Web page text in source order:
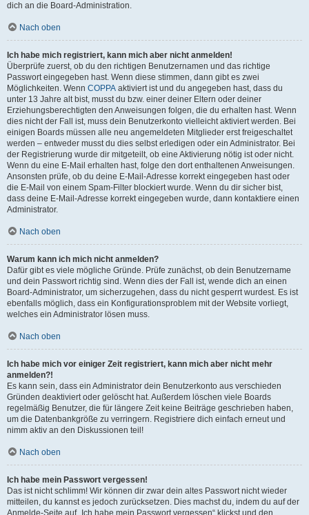
dich an die Board-Administration.
Nach oben
Ich habe mich registriert, kann mich aber nicht anmelden!
Überprüfe zuerst, ob du den richtigen Benutzernamen und das richtige
Passwort eingegeben hast. Wenn diese stimmen, dann gibt es zwei
Möglichkeiten. Wenn COPPA aktiviert ist und du angegeben hast, dass du
unter 13 Jahre alt bist, musst du bzw. einer deiner Eltern oder deiner
Erziehungsberechtigten den Anweisungen folgen, die du erhalten hast. Wenn
dies nicht der Fall ist, muss dein Benutzerkonto vielleicht aktiviert werden. Bei
einigen Boards müssen alle neu angemeldeten Mitglieder erst freigeschaltet
werden – entweder musst du dies selbst erledigen oder ein Administrator. Bei
der Registrierung wurde dir mitgeteilt, ob eine Aktivierung nötig ist oder nicht.
Wenn du eine E-Mail erhalten hast, folge den dort enthaltenen Anweisungen.
Ansonsten prüfe, ob du deine E-Mail-Adresse korrekt eingegeben hast oder
die E-Mail von einem Spam-Filter blockiert wurde. Wenn du dir sicher bist,
dass deine E-Mail-Adresse korrekt eingegeben wurde, dann kontaktiere einen
Administrator.
Nach oben
Warum kann ich mich nicht anmelden?
Dafür gibt es viele mögliche Gründe. Prüfe zunächst, ob dein Benutzername
und dein Passwort richtig sind. Wenn dies der Fall ist, wende dich an einen
Board-Administrator, um sicherzugehen, dass du nicht gesperrt wurdest. Es ist
ebenfalls möglich, dass ein Konfigurationsproblem mit der Website vorliegt,
welches ein Administrator lösen muss.
Nach oben
Ich habe mich vor einiger Zeit registriert, kann mich aber nicht mehr
anmelden?!
Es kann sein, dass ein Administrator dein Benutzerkonto aus verschieden
Gründen deaktiviert oder gelöscht hat. Außerdem löschen viele Boards
regelmäßig Benutzer, die für längere Zeit keine Beiträge geschrieben haben,
um die Datenbankgröße zu verringern. Registriere dich einfach erneut und
nimm aktiv an den Diskussionen teil!
Nach oben
Ich habe mein Passwort vergessen!
Das ist nicht schlimm! Wir können dir zwar dein altes Passwort nicht wieder
mitteilen, du kannst es jedoch zurücksetzen. Dies machst du, indem du auf der
Anmelde-Seite auf „Ich habe mein Passwort vergessen“ klickst und den